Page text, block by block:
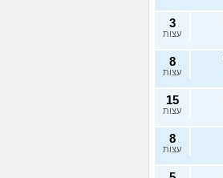
3
עצות
8
עצות
15
עצות
8
עצות